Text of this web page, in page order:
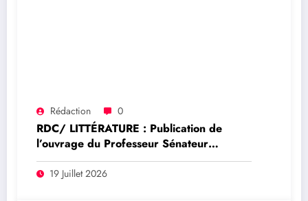
Rédaction 0
RDC/ LITTÉRATURE : Publication de
l’ouvrage du Professeur Sénateur
Modeste Bahati Lukwebo : Justin
Ngakwiraki salue une contribution
19 Juillet 2026